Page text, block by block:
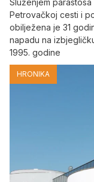
Služenjem
Petrovačkoj cesti i
obilježena je 31
napadu na
1995. godine
HRONIKA